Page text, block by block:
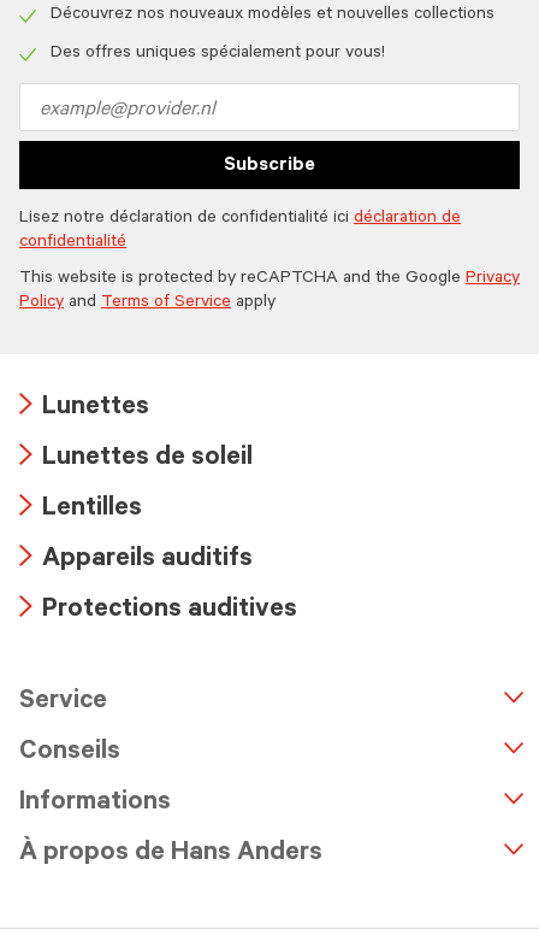
icon
icon
Découvrez nos nouveaux modèles et nouvelles collections
Des offres uniques spécialement pour vous!
address
Subscribe
Lisez notre déclaration de confidentialité ici déclaration de
confidentialité
This website is protected by reCAPTCHA and the Google Privacy
Policy and Terms of Service apply
icon
Lunettes
icon
Lunettes de soleil
icon
Lentilles
icon
Appareils auditifs
Protections auditives
Service
Conseils
Informations
À propos de Hans Anders